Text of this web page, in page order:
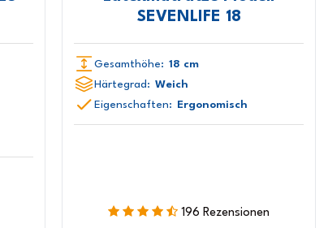
SEVENLIFE 18
Gesamthöhe: 18 cm
Härtegrad: Weich
Eigenschaften: Ergonomisch
196 Rezensionen